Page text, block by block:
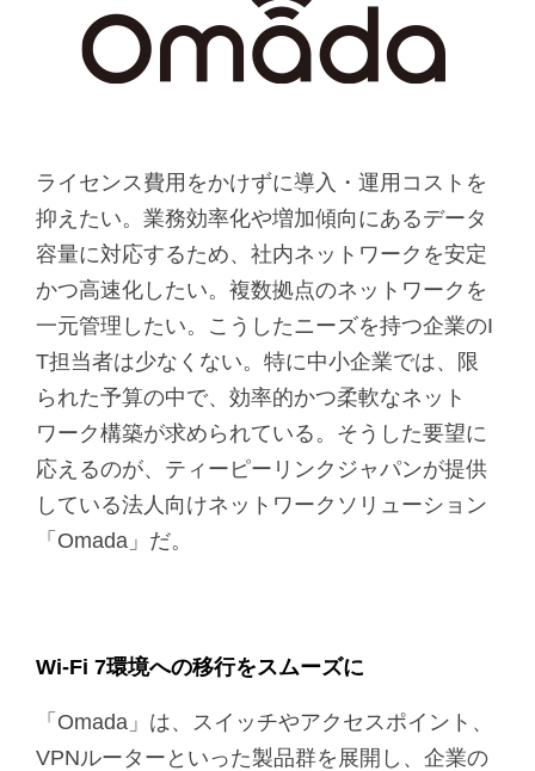
ライセンス費用をかけずに導入・運用コストを
抑えたい。業務効率化や増加傾向にあるデータ
容量に対応するため、社内ネットワークを安定
かつ高速化したい。複数拠点のネットワークを
一元管理したい。こうしたニーズを持つ企業のI
T担当者は少なくない。特に中小企業では、限
られた予算の中で、効率的かつ柔軟なネット
ワーク構築が求められている。そうした要望に
応えるのが、ティーピーリンクジャパンが提供
している法人向けネットワークソリューション
「Omada」だ。
Wi-Fi 7環境への移行をスムーズに
「Omada」は、スイッチやアクセスポイント、
VPNルーターといった製品群を展開し、企業の